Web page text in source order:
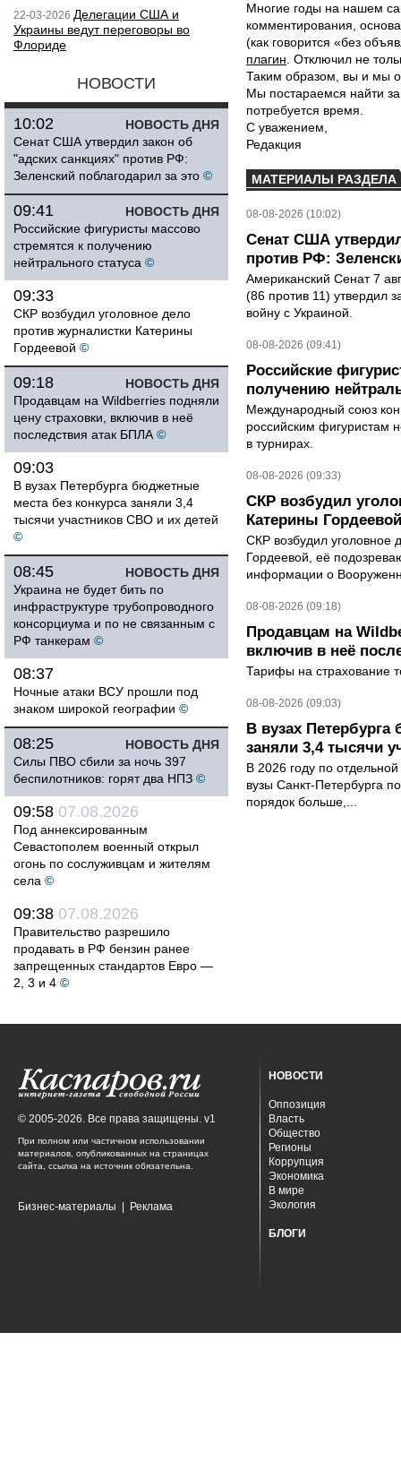
22-03-2026 Делегации США и
Украины ведут переговоры во
Флориде
НОВОСТИ
НОВОСТЬ ДНЯ
10:02
Сенат США утвердил закон об
"адских санкциях" против РФ:
Зеленский поблагодарил за это ©
НОВОСТЬ ДНЯ
09:41
Российские фигуристы массово
стремятся к получению
нейтрального статуса ©
09:33
СКР возбудил уголовное дело
против журналистки Катерины
Гордеевой ©
НОВОСТЬ ДНЯ
09:18
Продавцам на Wildberries подняли
цену страховки, включив в неё
последствия атак БПЛА ©
09:03
В вузах Петербурга бюджетные
места без конкурса заняли 3,4
тысячи участников СВО и их детей
©
НОВОСТЬ ДНЯ
08:45
Украина не будет бить по
инфраструктуре трубопроводного
консорциума и по не связанным с
РФ танкерам ©
08:37
Ночные атаки ВСУ прошли под
знаком широкой географии ©
НОВОСТЬ ДНЯ
08:25
Силы ПВО сбили за ночь 397
беспилотников: горят два НПЗ ©
09:58 07.08.2026
Под аннексированным
Севастополем военный открыл
огонь по сослуживцам и жителям
села ©
09:38 07.08.2026
Правительство разрешило
продавать в РФ бензин ранее
запрещенных стандартов Евро —
2, 3 и 4 ©
Многие годы на нашем
комментирования,
(как говорится «без
плагин . Отключил не
Таким образом, вы и мы
Мы постараемся найти
потребуется время.
С уважением,
Редакция
МАТЕРИАЛЫ РАЗДЕЛА
08-08-2026 (10:02)
Сенат США
против РФ:
Американский Сенат 7
(86 против 11) утвердил
войну с Украиной.
08-08-2026 (09:41)
Российские
получению
Международный союз
российским фигуристам
в турнирах.
08-08-2026 (09:33)
СКР возбудил
Катерины Гордеевой
СКР возбудил уголовное
Гордеевой, её
информации о
08-08-2026 (09:18)
Продавцам на
включив в неё
Тарифы на страхование
08-08-2026 (09:03)
В вузах
заняли 3,4 тысячи
В 2026 году по
вузы Санкт-Петербурга
порядок больше,...
© 2005-2026. Все права защищены. v1
При полном или частичном использовании
материалов, опубликованных на страницах
сайта, ссылка на источник обязательна.
Бизнес-материалы Реклама
НОВОСТИ
Оппозиция
Власть
Общество
Регионы
Коррупция
Экономика
В мире
Экология
БЛОГИ